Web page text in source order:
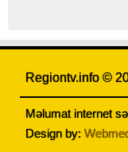
Regiontv.info ©
Məlumat internet
Design by: